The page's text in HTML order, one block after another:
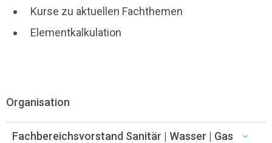
Kurse zu aktuellen Fachthemen
Elementkalkulation
Organisation
Fachbereichsvorstand Sanitär | Wasser | Gas